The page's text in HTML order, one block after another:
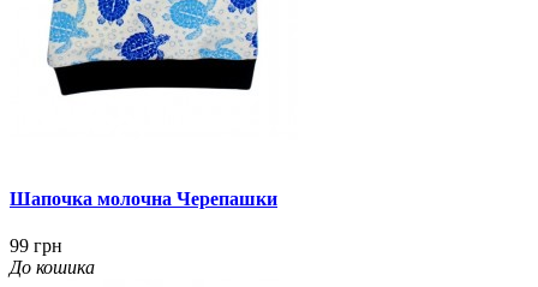
Шапочка молочна Черепашки
99 грн
До кошика